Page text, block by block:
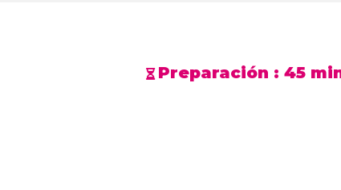
Preparación :45